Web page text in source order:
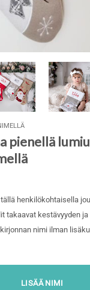
pienellä
henkilökohtaisella
takaavat kestävyyden
nimi ilman
LISÄÄ NIMI